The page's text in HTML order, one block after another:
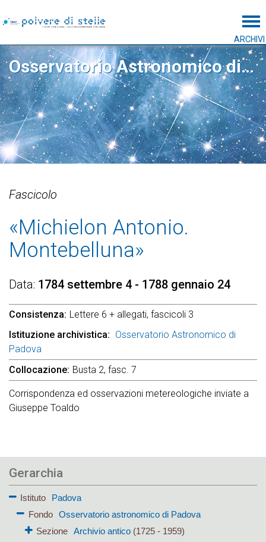
ARCHIVI
Osservatorio Astronomico di Padova
Fascicolo
«Michielon Antonio.
Montebelluna»
Data 1784 settembre 4 - 1788 gennaio 24
Consistenza Lettere 6 + allegati, fascicoli 3
Istituzione archivistica
Osservatorio Astronomico di
Padova
Collocazione Busta 2, fasc. 7
Corrispondenza ed osservazioni metereologiche inviate a
Giuseppe Toaldo
Gerarchia
Istituto
Padova
Fondo
Osservatorio astronomico di Padova
Sezione Archivio antico(1725 - 1959)